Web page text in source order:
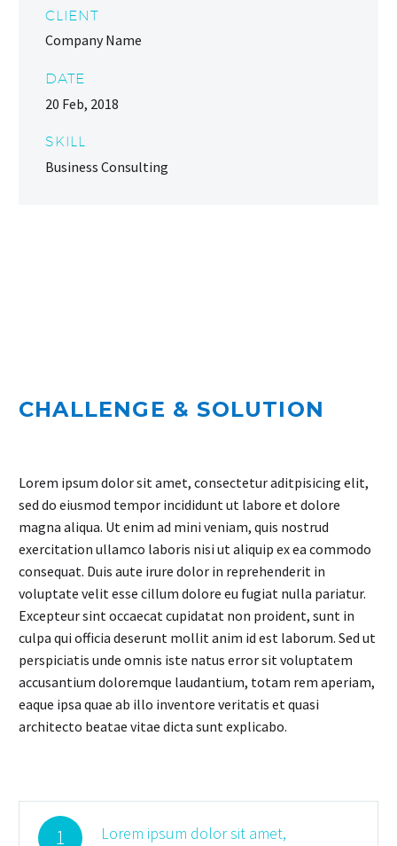
CLIENT
Company Name
DATE
20 Feb, 2018
SKILL
Business Consulting
CHALLENGE & SOLUTION
Lorem ipsum dolor sit amet, consectetur aditpisicing elit,
sed do eiusmod tempor incididunt ut labore et dolore
magna aliqua. Ut enim ad mini veniam, quis nostrud
exercitation ullamco laboris nisi ut aliquip ex ea commodo
consequat. Duis aute irure dolor in reprehenderit in
voluptate velit esse cillum dolore eu fugiat nulla pariatur.
Excepteur sint occaecat cupidatat non proident, sunt in
culpa qui officia deserunt mollit anim id est laborum. Sed ut
perspiciatis unde omnis iste natus error sit voluptatem
accusantium doloremque laudantium, totam rem aperiam,
eaque ipsa quae ab illo inventore veritatis et quasi
architecto beatae vitae dicta sunt explicabo.
1 Lorem ipsum dolor sit amet,